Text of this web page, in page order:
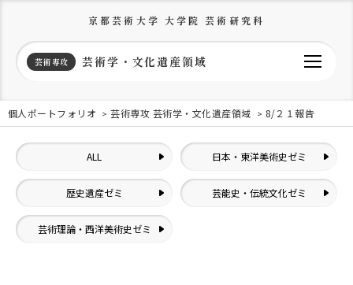
京都芸術大学 大学院 芸術研究科
芸術専攻 芸術学・文化遺産領域
個人ポートフォリオ 芸術専攻 芸術学・文化遺産領域 8/２１報告
ALL 日本・東洋美術史ゼミ
歴史遺産ゼミ 芸能史・伝統文化ゼミ
芸術理論・西洋美術史ゼミ